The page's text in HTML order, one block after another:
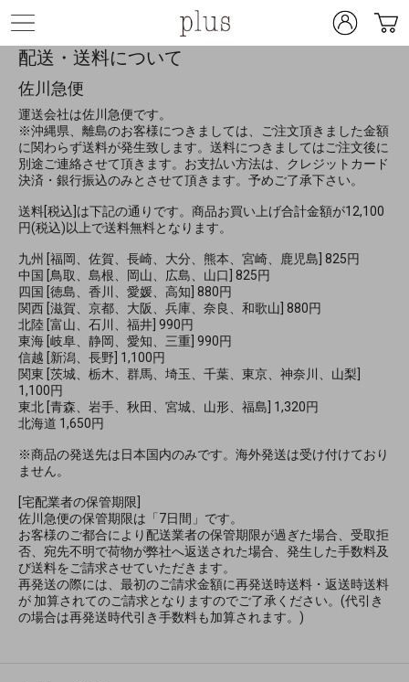
配送・送料について
佐川急便
運送会社は佐川急便です。
※沖縄県、離島のお客様につきましては、ご注文頂きました金額
に関わらず送料が発生致します。送料につきましてはご注文後に
別途ご連絡させて頂きます。お支払い方法は、クレジットカード
決済・銀行振込のみとさせて頂きます。予めご了承下さい。
送料[税込]は下記の通りです。商品お買い上げ合計金額が12,100
円(税込)以上で送料無料となります。
九州 [福岡、佐賀、長崎、大分、熊本、宮崎、鹿児島] 825円
中国 [鳥取、島根、岡山、広島、山口] 825円
四国 [徳島、香川、愛媛、高知] 880円
関西 [滋賀、京都、大阪、兵庫、奈良、和歌山] 880円
北陸 [富山、石川、福井] 990円
東海 [岐阜、静岡、愛知、三重] 990円
信越 [新潟、長野] 1,100円
関東 [茨城、栃木、群馬、埼玉、千葉、東京、神奈川、山梨]
1,100円
東北 [青森、岩手、秋田、宮城、山形、福島] 1,320円
北海道 1,650円
※商品の発送先は日本国内のみです。海外発送は受け付けており
ません。
[宅配業者の保管期限]
佐川急便の保管期限は「7日間」です。
お客様のご都合により配送業者の保管期限が過ぎた場合、受取拒
否、宛先不明で荷物が弊社へ返送された場合、発生した手数料及
び送料をご請求させていただきます。
再発送の際には、最初のご請求金額に再発送時送料・返送時送料
が 加算されてのご請求となりますのでご了承ください。(代引き
の場合は再発送時代引き手数料も加算されます。)